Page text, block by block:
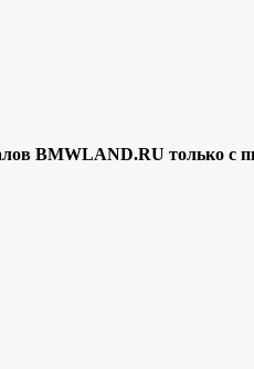
BMWLAND.RU только с